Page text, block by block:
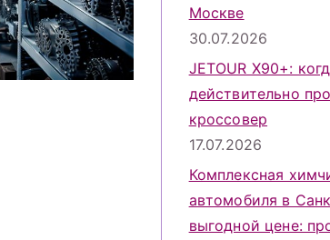
Москве
30.07.2026
JETOUR X90+:
действительно
кроссовер
17.07.2026
Комплексная
автомобиля в
выгодной цене: